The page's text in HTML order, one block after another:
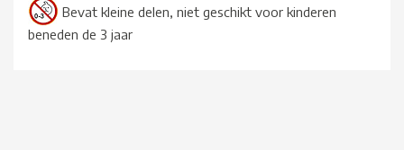
Bevat kleine delen, niet geschikt voor kinderen
beneden de 3 jaar